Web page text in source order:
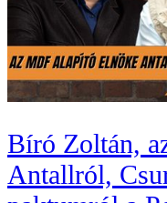
Bíró Zoltán,
Antallról,